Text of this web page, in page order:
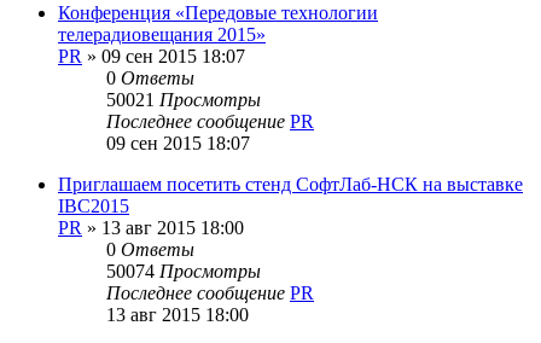
Конференция «Передовые технологии
телерадиовещания 2015»
PR » 09 сен 2015 18:07
0 Ответы
50021 Просмотры
Последнее сообщение PR
09 сен 2015 18:07
Приглашаем посетить стенд СофтЛаб-НСК на выставке
IBC2015
PR » 13 авг 2015 18:00
0 Ответы
50074 Просмотры
Последнее сообщение PR
13 авг 2015 18:00